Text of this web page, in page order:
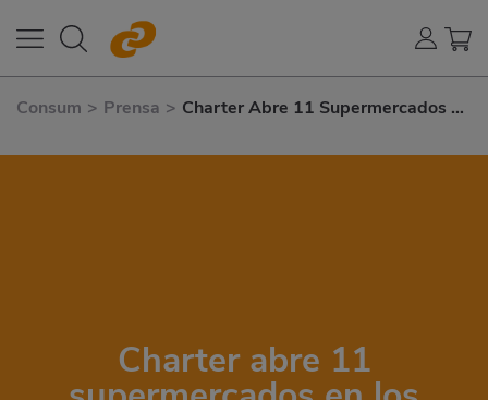
Consum > Prensa > Charter Abre 11 Supermercados En
Charter abre 11